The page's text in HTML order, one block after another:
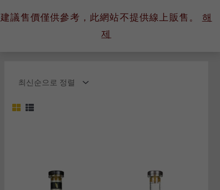
建議售價僅供參考，此網站不提供線上販售。 해
제
텐